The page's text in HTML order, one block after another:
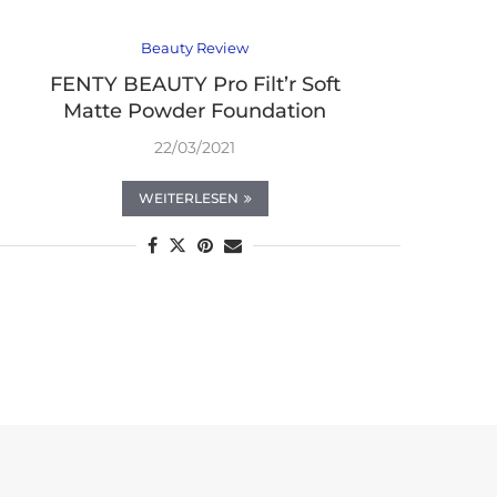
Beauty Review
FENTY BEAUTY Pro Filt’r Soft
Matte Powder Foundation
22/03/2021
WEITERLESEN